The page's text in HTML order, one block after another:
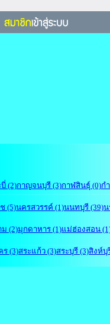
(2)กาญจนบุรี (3)กาฬสินธุ์ (0)ก
(5)นครสวรรค์ (1)นนทบุรี (39)น
(2)มุกดาหาร (1)แม่ฮ่องสอน
ร (3)สระแก้ว (3)สระบุรี (3)สิงห์บุ